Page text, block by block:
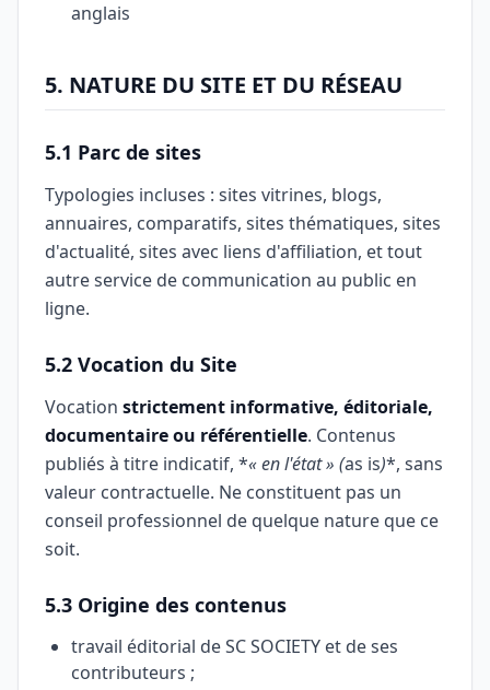
anglais
5. NATURE DU SITE ET DU RÉSEAU
5.1 Parc de sites
Typologies incluses : sites vitrines, blogs,
annuaires, comparatifs, sites thématiques, sites
d'actualité, sites avec liens d'affiliation, et tout
autre service de communication au public en
ligne.
5.2 Vocation du Site
Vocation strictement informative, éditoriale,
documentaire ou référentielle. Contenus
publiés à titre indicatif, *« en l'état » (as is)*, sans
valeur contractuelle. Ne constituent pas un
conseil professionnel de quelque nature que ce
soit.
5.3 Origine des contenus
travail éditorial de SC SOCIETY et de ses
contributeurs ;